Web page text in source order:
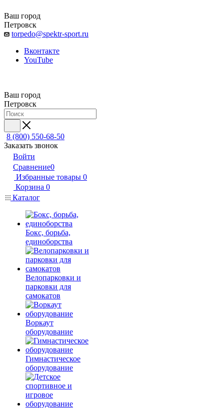
Ваш город
Петровск
torpedo@spektr-sport.ru
Вконтакте
YouTube
Ваш город
Петровск
8 (800) 550-68-50
Заказать звонок
Войти
Сравнение0
Избранные товары 0
Корзина 0
Каталог
Бокс, борьба,
единоборства
Велопарковки и
парковки для
самокатов
Воркаут
оборудование
Гимнастическое
оборудование